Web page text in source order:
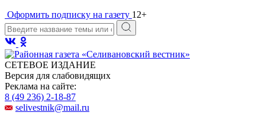
Оформить подписку на газету 12+
СЕТЕВОЕ ИЗДАНИЕ
Версия для слабовидящих
Реклама на сайте:
8 (49 236) 2-18-87
selivestnik@mail.ru